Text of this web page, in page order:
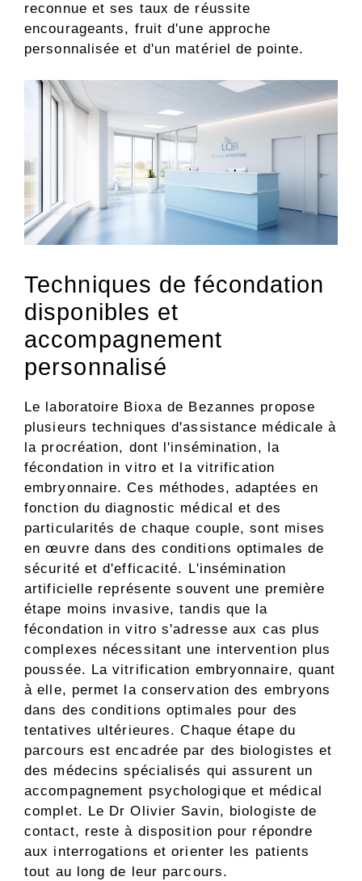
reconnue et ses taux de réussite
encourageants, fruit d'une approche
personnalisée et d'un matériel de pointe.
Techniques de fécondation
disponibles et
accompagnement
personnalisé
Le laboratoire Bioxa de Bezannes propose
plusieurs techniques d'assistance médicale à
la procréation, dont l'insémination, la
fécondation in vitro et la vitrification
embryonnaire. Ces méthodes, adaptées en
fonction du diagnostic médical et des
particularités de chaque couple, sont mises
en œuvre dans des conditions optimales de
sécurité et d'efficacité. L'insémination
artificielle représente souvent une première
étape moins invasive, tandis que la
fécondation in vitro s'adresse aux cas plus
complexes nécessitant une intervention plus
poussée. La vitrification embryonnaire, quant
à elle, permet la conservation des embryons
dans des conditions optimales pour des
tentatives ultérieures. Chaque étape du
parcours est encadrée par des biologistes et
des médecins spécialisés qui assurent un
accompagnement psychologique et médical
complet. Le Dr Olivier Savin, biologiste de
contact, reste à disposition pour répondre
aux interrogations et orienter les patients
tout au long de leur parcours.